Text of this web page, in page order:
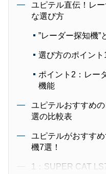
ユピテル直伝！レ
な選び方
”レーダー探知機”
選び方のポイン
ポイント2：レー
機能
ユピテルおすすめ
選の比較表
ユピテルがおすす
機7選！
1：SUPER CAT